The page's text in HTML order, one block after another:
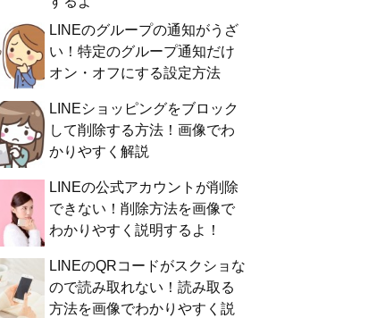
LINEのグループの通知がうざ
い！特定のグループ通知だけ
オン・オフにする設定方法
LINEショッピングをブロック
して削除する方法！画像でわ
かりやすく解説
LINEの公式アカウントが削除
できない！削除方法を画像で
わかりやすく説明するよ！
LINEのQRコードがスクショな
ので読み取れない！読み取る
方法を画像でわかりやすく説